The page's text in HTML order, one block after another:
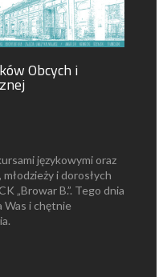
Obcych i
językowymi oraz
i dorosłych
„Browar B.”. Tego dnia
Was i chętnie